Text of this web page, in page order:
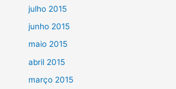
julho 2015
junho 2015
maio 2015
abril 2015
março 2015